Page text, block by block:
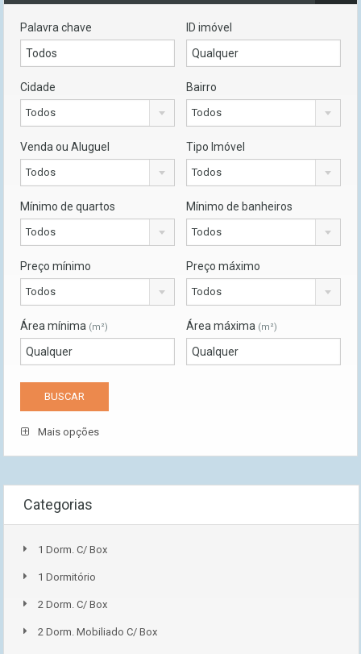
Palavra chave ID imóvel
Cidade
Todos
Bairro
Todos
Venda ou Aluguel
Todos
Tipo Imóvel
Todos
Mínimo de quartos
Todos
Mínimo de banheiros
Todos
Preço mínimo
Todos
Preço máximo
Todos
Área mínima (m²) Área máxima (m²)
Mais opções
Categorias
1 Dorm. C/ Box
1 Dormitório
2 Dorm. C/ Box
2 Dorm. Mobiliado C/ Box